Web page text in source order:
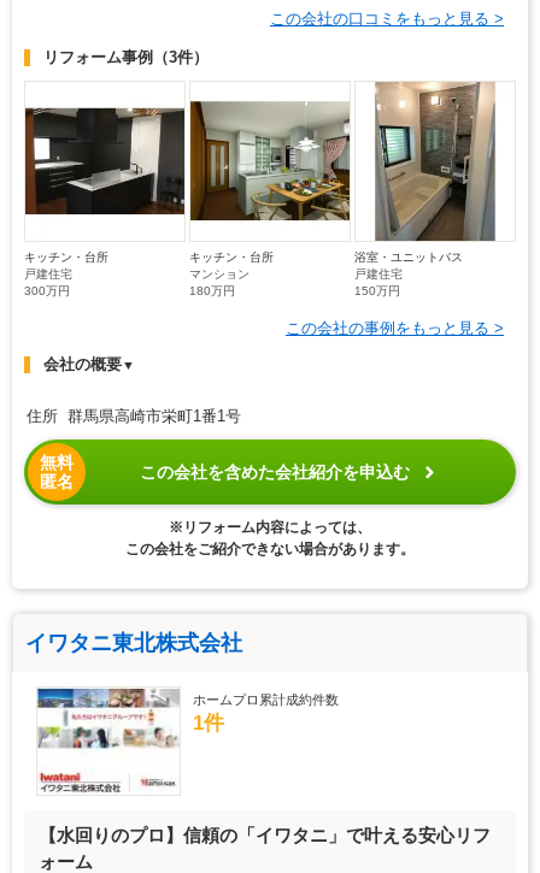
この会社の口コミをもっと見る >
リフォーム事例 （3件）
キッチン・台所
戸建住宅
300万円
キッチン・台所
マンション
180万円
浴室・ユニットバス
戸建住宅
150万円
この会社の事例をもっと見る >
会社の概要▼
住所 群馬県高崎市栄町1番1号
無料
匿名
この会社を含めた会社紹介を申込む
※リフォーム内容によっては、
この会社をご紹介できない場合があります。
イワタニ東北株式会社
ホームプロ累計成約件数
1件
【水回りのプロ】信頼の「イワタニ」で叶える安心リフ
ォーム